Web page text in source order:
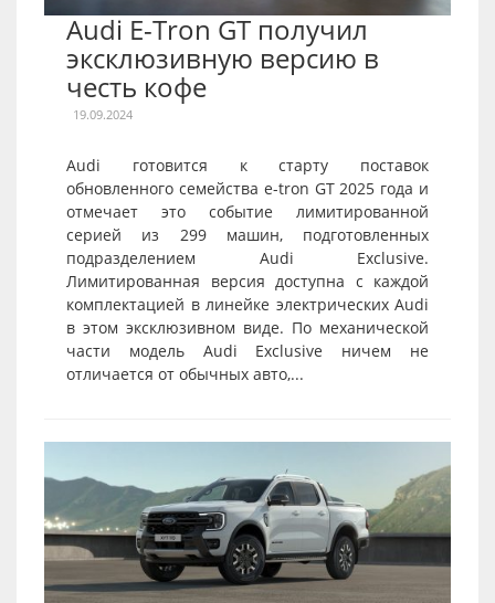
Audi E-Tron GT получил
эксклюзивную версию в
честь кофе
19.09.2024
Audi готовится к старту поставок
обновленного семейства e-tron GT 2025 года и
отмечает это событие лимитированной
серией из 299 машин, подготовленных
подразделением Audi Exclusive.
Лимитированная версия доступна с каждой
комплектацией в линейке электрических Audi
в этом эксклюзивном виде. По механической
части модель Audi Exclusive ничем не
отличается от обычных авто,...